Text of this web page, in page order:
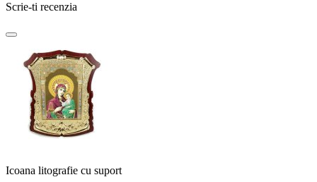
Scrie-ti recenzia
Icoana litografie cu suport